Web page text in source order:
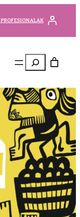
PROFESIONALAK
Bilatu